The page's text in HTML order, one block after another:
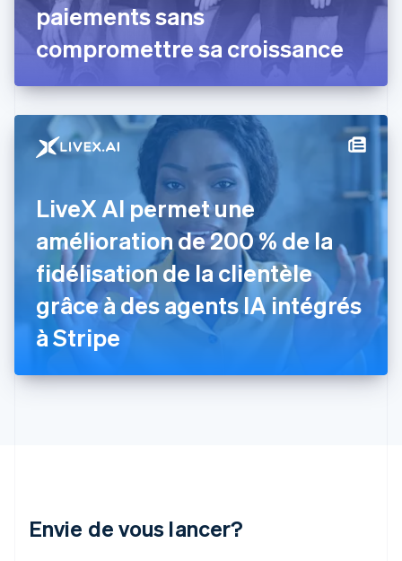
paiements sans
compromettre sa croissance
LiveX AI permet une
amélioration de 200 % de la
fidélisation de la clientèle
grâce à des agents IA intégrés
à Stripe
Envie de vous lancer?
Espagne
Español
Estonie
États-Unis
Finlande
EnglishSvenska
France
English
Grèce
English
Hongrie
English
Inde
English
Irlande
Italie
Lituanie
English